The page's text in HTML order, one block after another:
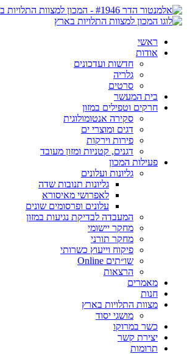
ראשי
אודות
חדשות ועדכונים
גלריה
סרטים
בית המעשר
חרקים וטפילים במזון
סקירה אנטומולוגית
דגים ומוצרי ים
פירות וירקות
דגנים, קטניות ומזון מעובד
פעילות המכון
גליונות ועלונים
גליונות תנובות שדה
לאפרושי מאיסורא
עלונים ופרסומים שונים
המעבדה לבדיקת נגיעות במזון
מחקר יישומי
מחקר תורני
פיקוח וייעוץ כשרותי
שו״תים Online
הרצאות
מאמרים
חנות
מצוות התלויות בארץ
מושגי יסוד
כשר במרוקו
יצירת קשר
תרומות